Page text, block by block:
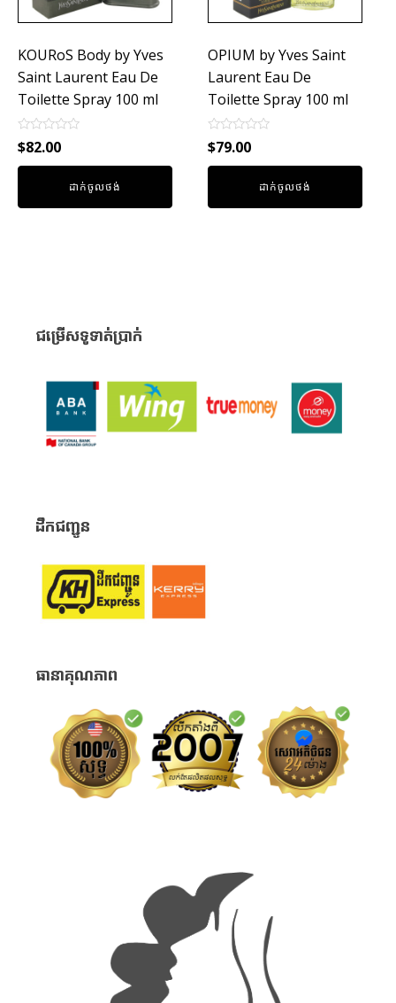
KOURoS Body by Yves
Saint Laurent Eau De
Toilette Spray 100 ml
Rated
0
out
$82.00
ដាក់ចូលថង់
OPIUM by Yves Saint
Laurent Eau De
Toilette Spray 100 ml
Rated
0
out
$79.00
ដាក់ចូលថង់
ជម្រើសទូទាត់ប្រាក់
ដឹកជញ្ជូន
ធានាគុណភាព